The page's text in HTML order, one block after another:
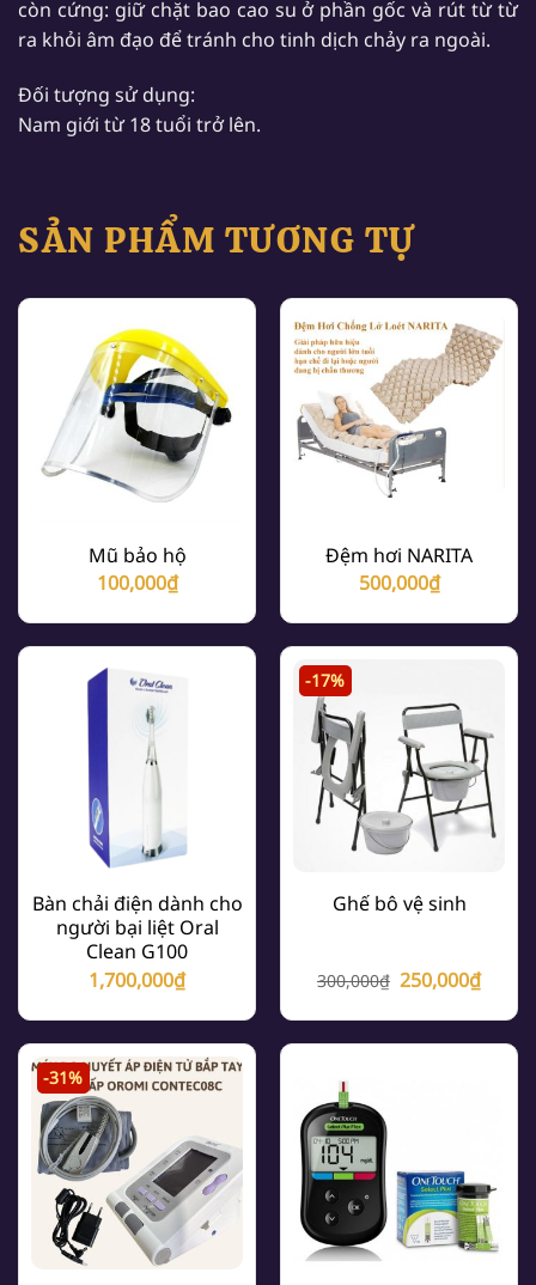
còn cứng: giữ chặt bao cao su ở phần gốc và rút từ từ
ra khỏi âm đạo để tránh cho tinh dịch chảy ra ngoài.
Đối tượng sử dụng:
Nam giới từ 18 tuổi trở lên.
SẢN PHẨM TƯƠNG TỰ
Mũ bảo hộ
100,000₫
Đệm hơi NARITA
500,000₫
Bàn chải điện dành cho
người bại liệt Oral
Clean G100
1,700,000₫
-17%
Ghế bô vệ sinh
300,000₫ Giá
là:
250,000₫Giá
hiện
tại
-31%